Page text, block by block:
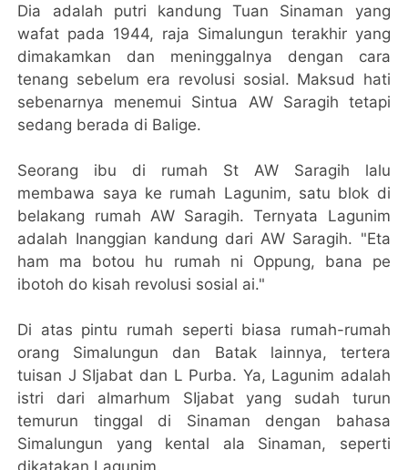
Dia adalah putri kandung Tuan Sinaman yang
wafat pada 1944, raja Simalungun terakhir yang
dimakamkan dan meninggalnya dengan cara
tenang sebelum era revolusi sosial. Maksud hati
sebenarnya menemui Sintua AW Saragih tetapi
sedang berada di Balige.
Seorang ibu di rumah St AW Saragih lalu
membawa saya ke rumah Lagunim, satu blok di
belakang rumah AW Saragih. Ternyata Lagunim
adalah Inanggian kandung dari AW Saragih. "Eta
ham ma botou hu rumah ni Oppung, bana pe
ibotoh do kisah revolusi sosial ai."
Di atas pintu rumah seperti biasa rumah-rumah
orang Simalungun dan Batak lainnya, tertera
tuisan J SIjabat dan L Purba. Ya, Lagunim adalah
istri dari almarhum SIjabat yang sudah turun
temurun tinggal di Sinaman dengan bahasa
Simalungun yang kental ala Sinaman, seperti
dikatakan Lagunim.